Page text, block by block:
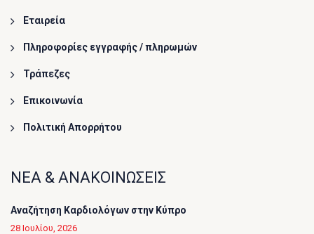
Εταιρεία
Πληροφορίες εγγραφής / πληρωμών
Τράπεζες
Επικοινωνία
Πολιτική Απορρήτου
ΝΕΑ & ΑΝΑΚΟΙΝΩΣΕΙΣ
Αναζήτηση Καρδιολόγων στην Κύπρο
28 Ιουλίου, 2026